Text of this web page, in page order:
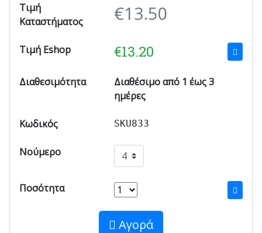
Τιμή
Καταστήματος
€13.50
Τιμή Eshop €13.20
Διαθεσιμότητα
Διαθέσιμο από 1 έως 3
ημέρες
Κωδικός SKU833
Νούμερο
Ποσότητα
Αγορά